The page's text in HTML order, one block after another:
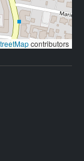
contributors